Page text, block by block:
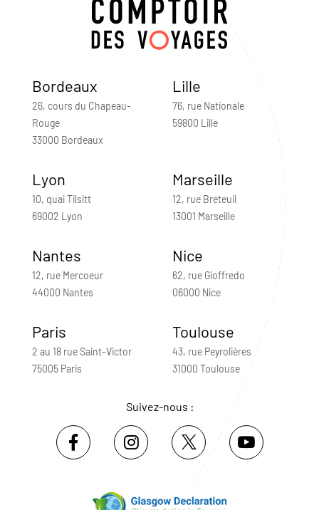
Bordeaux
26, cours du Chapeau-
Rouge
33000 Bordeaux
Lille
76, rue Nationale
59800 Lille
Lyon
10, quai Tilsitt
69002 Lyon
Marseille
12, rue Breteuil
13001 Marseille
Nantes
12, rue Mercoeur
44000 Nantes
Nice
62, rue Gioffredo
06000 Nice
Paris
2 au 18 rue Saint-Victor
75005 Paris
Toulouse
43, rue Peyrolières
31000 Toulouse
Suivez-nous :